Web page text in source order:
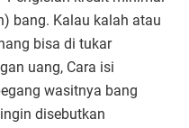
bang. Kalau kalah atau
bisa di tukar
uang, Cara isi
wasitnya bang
disebutkan